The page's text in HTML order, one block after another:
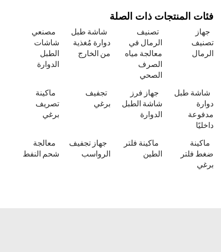
فئات المنتجات ذات الصلة
جهاز
تصنيف
الرمال
تصنيف
الرمال في
معالجة مياه
الصرف
الصحي
شاشة طبل
دوارة مُغذية
من الخارج
مصنعي
شاشات
الطبل
الدوارة
شاشة طبل
دوارة
مدفوعة
داخليًا
جهاز فرز
شاشة الطبل
الدوارة
تجفيف
برغي
ماكينة
تصريف
برغي
ماكينة
ضغط فلتر
برغي
ماكينة فلتر
الطين
جهاز تجفيف
الرواسب
معالجة
شحم النفط